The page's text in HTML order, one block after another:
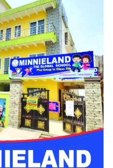
की ओर से इसके लिए ‘आलंबन
जा रही है। इस योजना का उद्देश्य
बच्चों को सुरक्षित माहौल के साथ-
देना है।
गांव’
के निदेशक आईएएस बंशीलाल
वाली कई महिलाएं और बच्चे खुद को
महसूस करते हैं। यही वजह है कि
की कोशिश तक करने लगते हैं।